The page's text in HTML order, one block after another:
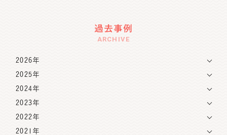
過去事例
ARCHIVE
2026年
2025年
2024年
2023年
2022年
2021年